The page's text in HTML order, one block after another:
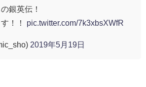
銀英伝！
！！ pic.twitter.com/7k3xbsXWfR
2019年5月19日